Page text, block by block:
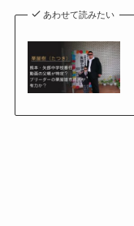
あわせて読みたい